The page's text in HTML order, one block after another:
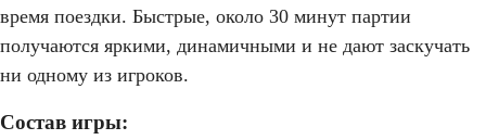
время поездки. Быстрые, около 30 минут партии
получаются яркими, динамичными и не дают заскучать
ни одному из игроков.
Состав игры: